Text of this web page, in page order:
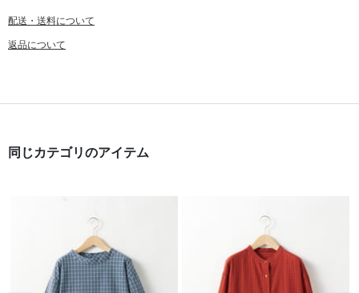
配送・送料について
返品について
同じカテゴリのアイテム